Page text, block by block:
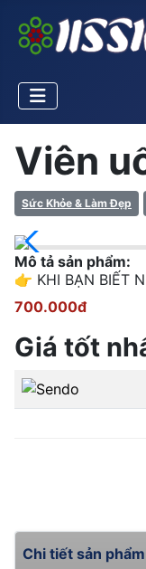
Viên
Sức Khỏe & Làm Đẹp
Mô tả sản phẩm:
👉 KHI BẠN BIẾT
700.000đ
Giá tốt
Chi tiết sản phẩm